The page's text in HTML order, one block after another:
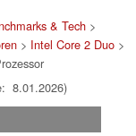
& Tech >
> Intel Core 2 Duo >
8.01.2026)